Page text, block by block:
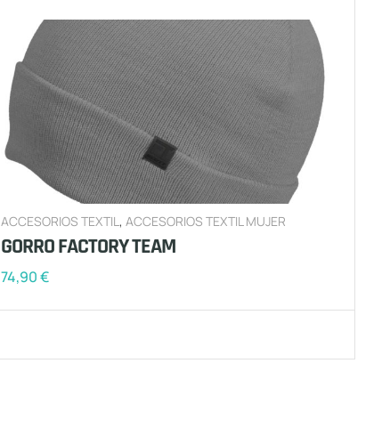
ACCESORIOS TEXTIL, ACCESORIOS TEXTIL MUJER
GORRO FACTORY TEAM
74,90€